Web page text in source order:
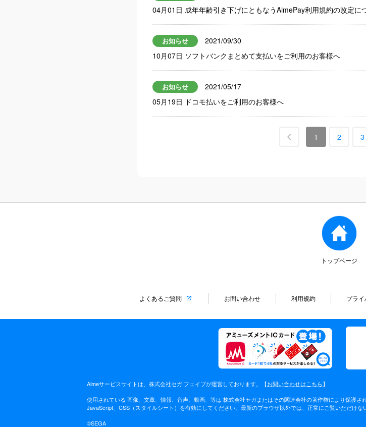
04月01日 成年年齢引き下げにともなうAimePay利用規約の改定に
お知らせ
2021/09/30
10月07日 ソフトバンクまとめて支払いをご利用のお客様へ
お知らせ
2021/05/17
05月19日 ドコモ払いをご利用のお客様へ
1 2 3
トップページ
よくあるご質問 お問い合わせ 利用規約 プラ
Aimeサービスサイトは、株式会社セガ フェイブが運営しております。【お問い合わせはこちら】
使用されている 画像、文章、情報、音声、動画、等は 株式会社セガまたはその関連会社の著作権により保護さ
JavaScript、CSS（スタイルシート）を有効にしてください。最新のブラウザ以外では、正常にご覧いただけな
©SEGA